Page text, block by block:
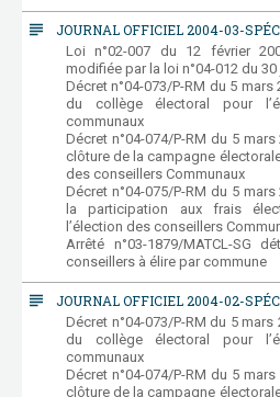
subject JOURNAL OFFICIEL 2004-03-
Loi n°02-007 du 12 février
modifiée par la loi n°04-012 du 30
Décret n°04-073/P-RM du 5
du collège électoral pour
communaux
Décret n°04-074/P-RM du 5
clôture de la campagne
des conseillers Communaux
Décret n°04-075/P-RM du 5
la participation aux frais
l’élection des conseillers
Arrêté n°03-1879/MATCL-SG
conseillers à élire par commune
subject JOURNAL OFFICIEL 2004-02-
Décret n°04-073/P-RM du 5
du collège électoral pour
communaux
Décret n°04-074/P-RM du 5
clôture de la campagne